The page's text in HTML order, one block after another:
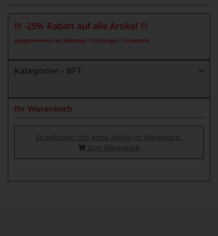
!!! -25% Rabatt auf alle Artikel !!!
Ausgenommen auf Montage / Prüfungen / Ersatzteile
Kategorien - BFT
Ihr Warenkorb
Es befinden sich keine Artikel im Warenkorb.
Zum Warenkorb